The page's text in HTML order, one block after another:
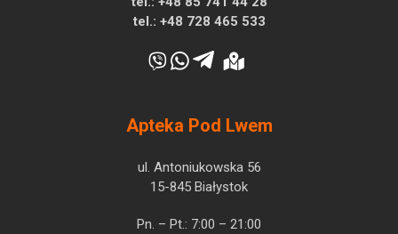
tel.: +48 728 465 533
Apteka Pod Lwem
ul. Antoniukowska 56
15-845 Białystok
Pn. – Pt.: 7:00 – 21:00